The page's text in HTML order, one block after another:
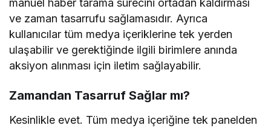
ve zaman tasarrufu sağlamasıdır. Ayrıca
kullanıcılar tüm medya içeriklerine tek yerden
ulaşabilir ve gerektiğinde ilgili birimlere anında
aksiyon alınması için iletim sağlayabilir.
Zamandan Tasarruf Sağlar mı?
Kesinlikle evet. Tüm medya içeriğine tek panelden